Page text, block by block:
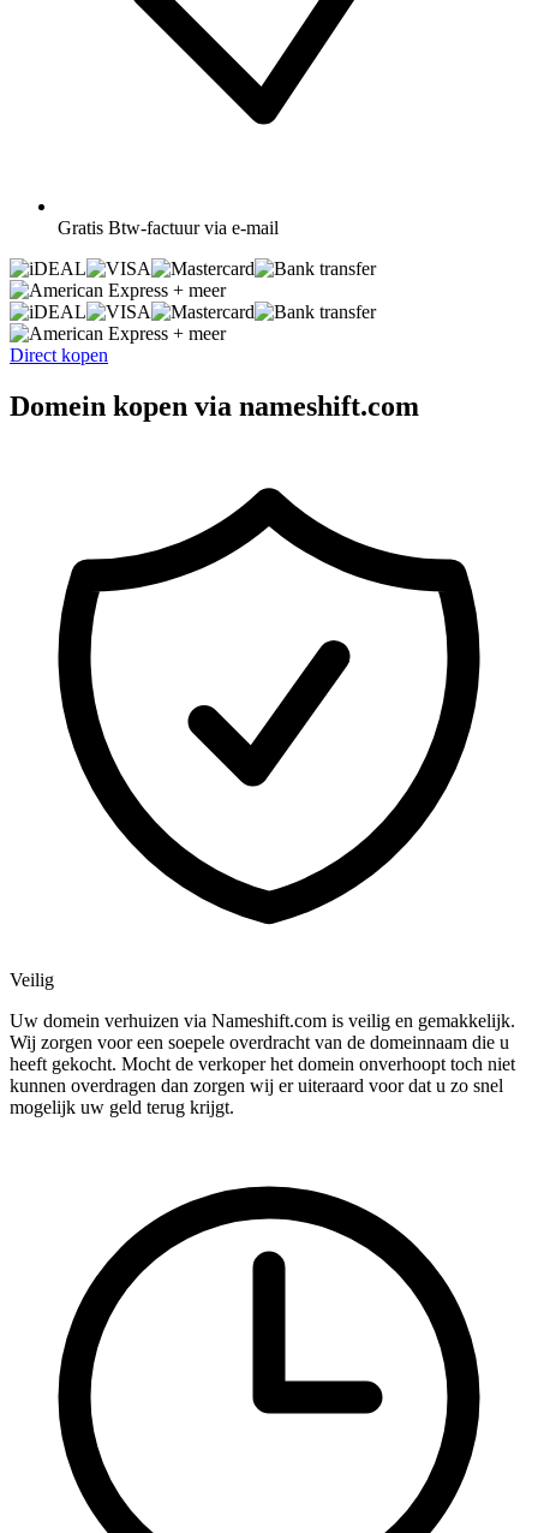
Gratis Btw-factuur via e-mail
+ meer
+ meer
Direct kopen
Domein kopen via nameshift.com
Veilig
Uw domein verhuizen via Nameshift.com is veilig en gemakkelijk.
Wij zorgen voor een soepele overdracht van de domeinnaam die u
heeft gekocht. Mocht de verkoper het domein onverhoopt toch niet
kunnen overdragen dan zorgen wij er uiteraard voor dat u zo snel
mogelijk uw geld terug krijgt.